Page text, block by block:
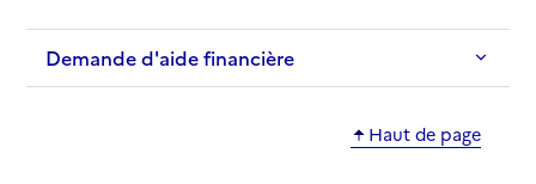
Demande d'aide financière
Haut de page